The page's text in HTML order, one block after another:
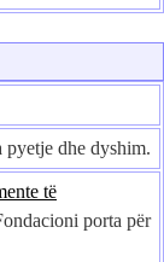
pyetje dhe dyshim.
të
porta për